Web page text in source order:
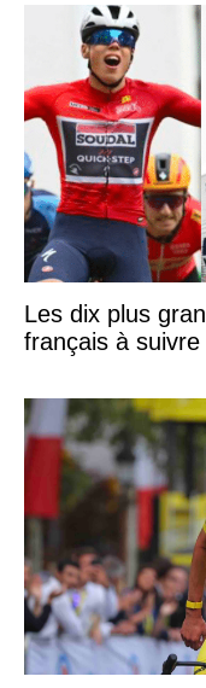
Les dix plus
français à